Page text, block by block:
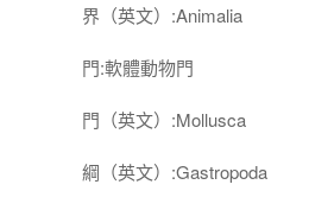
界（英文）:Animalia
門:軟體動物門
門（英文）:Mollusca
綱（英文）:Gastropoda